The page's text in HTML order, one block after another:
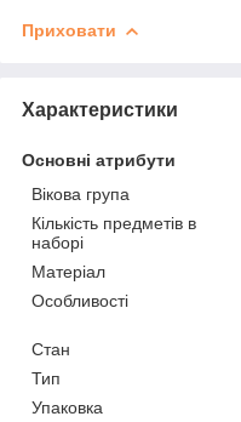
Приховати
Характеристики
Основні атрибути
Вікова група
Кількість предметів в
наборі
Матеріал
Особливості
Стан
Тип
Упаковка